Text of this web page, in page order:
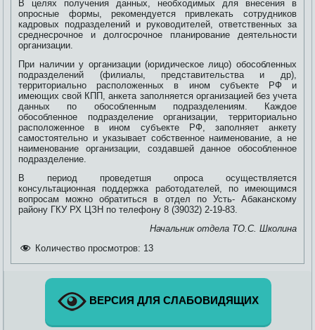
В целях получения данных, необходимых для внесения в
опросные формы, рекомендуется привлекать сотрудников
кадровых подразделений и руководителей, ответственных за
среднесрочное и долгосрочное планирование деятельности
организации.
При наличии у организации (юридическое лицо) обособленных
подразделений (филиалы, представительства и др),
территориально расположенных в ином субъекте РФ и
имеющих свой КПП, анкета заполняется организацией без учета
данных по обособленным подразделениям. Каждое
обособленное подразделение организации, территориально
расположенное в ином субъекте РФ, заполняет анкету
самостоятельно и указывает собственное наименование, а не
наименование организации, создавшей данное обособленное
подразделение.
В период проведетшя опроса осуществляется
консультационная поддержка работодателей, по имеющимся
вопросам можно обратиться в отдел по Усть- Абаканскому
району ГКУ РХ ЦЗН по телефону 8 (39032) 2-19-83.
Начальник отдела ТО.С. Школина
Количество просмотров: 13
ВЕРСИЯ ДЛЯ СЛАБОВИДЯЩИХ